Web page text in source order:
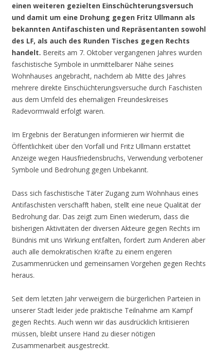
einen weiteren gezielten Einschüchterungsversuch
und damit um eine Drohung gegen Fritz Ullmann als
bekannten Antifaschisten und Repräsentanten sowohl
des LF, als auch des Runden Tisches gegen Rechts
handelt. Bereits am 7. Oktober vergangenen Jahres wurden
faschistische Symbole in unmittelbarer Nähe seines
Wohnhauses angebracht, nachdem ab Mitte des Jahres
mehrere direkte Einschüchterungsversuche durch Faschisten
aus dem Umfeld des ehemaligen Freundeskreises
Radevormwald erfolgt waren.
Im Ergebnis der Beratungen informieren wir hiermit die
Öffentlichkeit über den Vorfall und Fritz Ullmann erstattet
Anzeige wegen Hausfriedensbruchs, Verwendung verbotener
Symbole und Bedrohung gegen Unbekannt.
Dass sich faschistische Täter Zugang zum Wohnhaus eines
Antifaschisten verschafft haben, stellt eine neue Qualität der
Bedrohung dar. Das zeigt zum Einen wiederum, dass die
bisherigen Aktivitäten der diversen Akteure gegen Rechts im
Bündnis mit uns Wirkung entfalten, fordert zum Anderen aber
auch alle demokratischen Kräfte zu einem engeren
Zusammenrücken und gemeinsamen Vorgehen gegen Rechts
heraus.
Seit dem letzten Jahr verweigern die bürgerlichen Parteien in
unserer Stadt leider jede praktische Teilnahme am Kampf
gegen Rechts. Auch wenn wir das ausdrücklich kritisieren
müssen, bleibt unsere Hand zu dieser nötigen
Zusammenarbeit ausgestreckt.